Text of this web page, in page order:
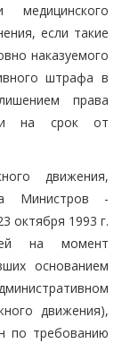
если такие
наказуемого
штрафа в
права
на срок от
движения,
Министров -
октября 1993 г.
на момент
основанием
движения),
по требованию